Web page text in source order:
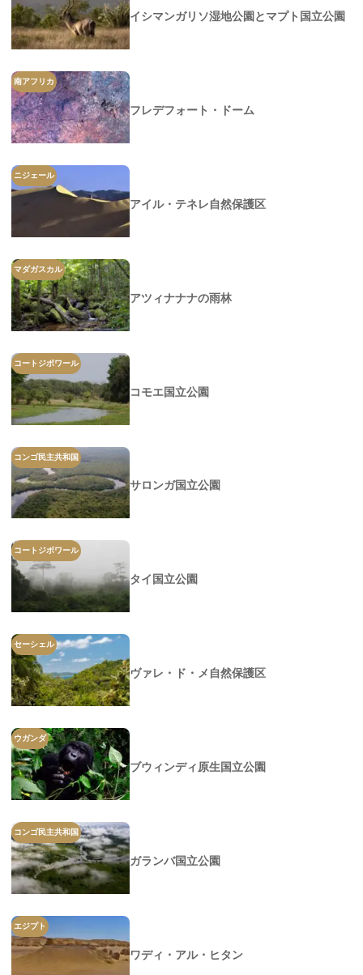
イシマンガリソ湿地公園とマプト国立公園
南アフリカ
フレデフォート・ドーム
ニジェール
アイル・テネレ自然保護区
マダガスカル
アツィナナナの雨林
コートジボワール
コモエ国立公園
コンゴ民主共和国
サロンガ国立公園
コートジボワール
タイ国立公園
セーシェル
ヴァレ・ド・メ自然保護区
ウガンダ
ブウィンディ原生国立公園
コンゴ民主共和国
ガランバ国立公園
エジプト
ワディ・アル・ヒタン